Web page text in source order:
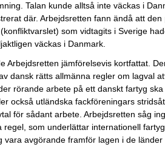
Talan kunde alltså inte väckas i
där. Arbejdsretten fann ändå att den
som vidtagits i Sverige
väckas i Danmark.
Arbejdsretten jämförelsevis kortfattat.
dansk rätts allmänna regler om lagval
rörande arbete på ett danskt fartyg
också utländska fackföreningars
för sådant arbete. Arbejdsretten såg
regel, som underlättar internationell
vara avgörande framför lagen i de länder